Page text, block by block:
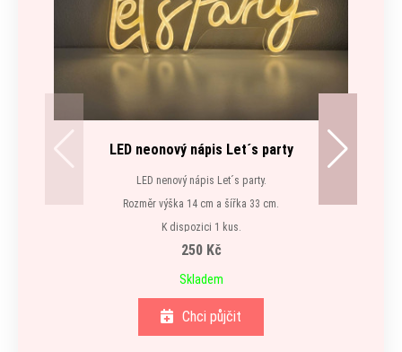
LED neonový nápis Let´s party
LED nenový nápis Let´s party.
Rozměr výška 14 cm a šířka 33 cm.
K dispozici 1 kus.
250 Kč
Skladem
Chci půjčit